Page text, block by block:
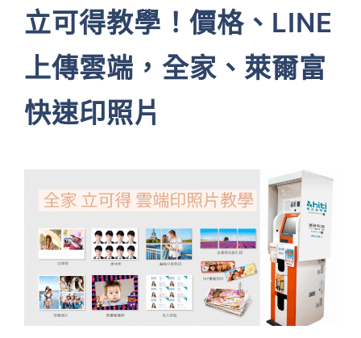
立可得教學！價格、LINE
上傳雲端，全家、萊爾富
快速印照片